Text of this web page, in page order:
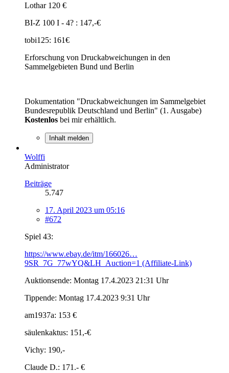
Lothar 120 €
BI-Z 100 I - 4? : 147,-€
tobi125: 161€
Erforschung von Druckabweichungen in den
Sammelgebieten Bund und Berlin
Dokumentation "Druckabweichungen im Sammelgebiet
Bundesrepublik Deutschland und Berlin" (1. Ausgabe)
Kostenlos bei mir erhältlich.
Inhalt melden
Wolffi
Administrator
Beiträge
5.747
17. April 2023 um 05:16
#672
Spiel 43:
https://www.ebay.de/itm/166026…
9SR_7G_77wYQ&LH_Auction=1 (Affiliate-Link)
Auktionsende: Montag 17.4.2023 21:31 Uhr
Tippende: Montag 17.4.2023 9:31 Uhr
am1937a: 153 €
säulenkaktus: 151,-€
Vichy: 190,-
Claude D.: 171.- €